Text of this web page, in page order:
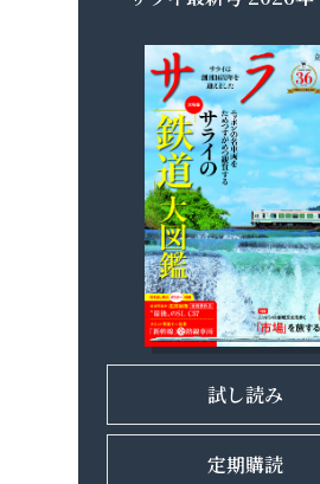
試し読み
定期購読